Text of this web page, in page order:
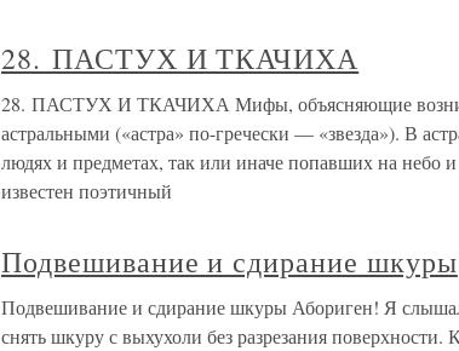
28. ПАСТУХ И ТКАЧИХА
28. ПАСТУХ И ТКАЧИХА Мифы, объясняющие
астральными («астра» по-гречески — «звезда»). В
людях и предметах, так или иначе попавших на небо
известен поэтичный
Подвешивание и сдирание шкуры
Подвешивание и сдирание шкуры Абориген! Я
снять шкуру с выхухоли без разрезания поверхности.